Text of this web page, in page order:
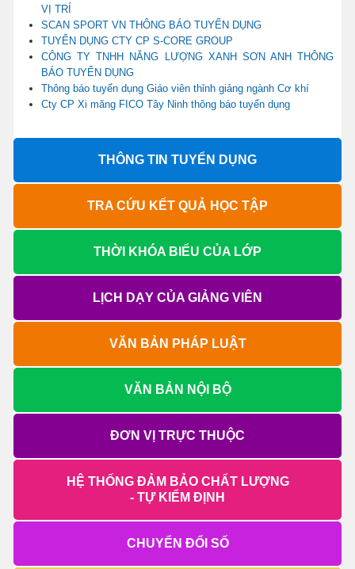
VỊ TRÍ
SCAN SPORT VN THÔNG BÁO TUYỂN DỤNG
TUYỂN DỤNG CTY CP S-CORE GROUP
CÔNG TY TNHH NĂNG LƯỢNG XANH SƠN ANH THÔNG
BÁO TUYỂN DỤNG
Thông báo tuyển dụng Giáo viên thỉnh giảng ngành Cơ khí
Cty CP Xi măng FICO Tây Ninh thông báo tuyển dụng
THÔNG TIN TUYỂN DỤNG
TRA CỨU KẾT QUẢ HỌC TẬP
THỜI KHÓA BIỂU CỦA LỚP
LỊCH DẠY CỦA GIẢNG VIÊN
VĂN BẢN PHÁP LUẬT
VĂN BẢN NỘI BỘ
ĐƠN VỊ TRỰC THUỘC
HỆ THỐNG ĐẢM BẢO CHẤT LƯỢNG
- TỰ KIỂM ĐỊNH
CHUYỂN ĐỔI SỐ